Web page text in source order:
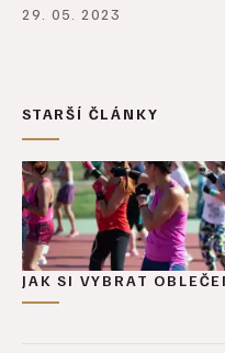
29. 05. 2023
STARŠÍ ČLÁNKY
JAK SI VYBRAT